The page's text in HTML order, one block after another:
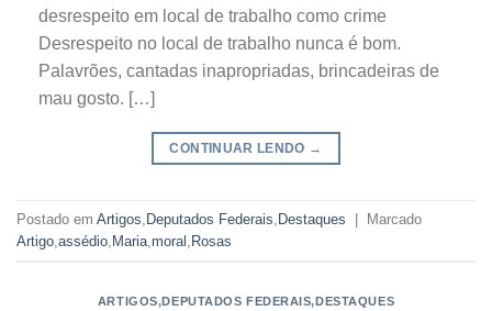
desrespeito em local de trabalho como crime
Desrespeito no local de trabalho nunca é bom.
Palavrões, cantadas inapropriadas, brincadeiras de
mau gosto. […]
CONTINUAR LENDO →
Postado em Artigos Deputados Federais Destaques | Marcado
Artigo assédio Maria moral Rosas
ARTIGOS,DEPUTADOS FEDERAIS,DESTAQUES